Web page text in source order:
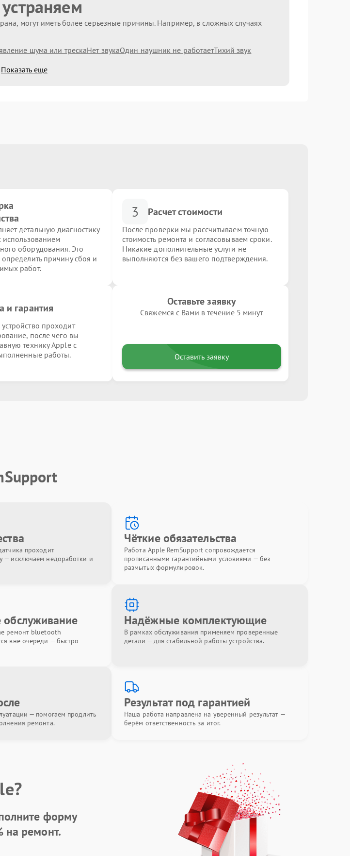
могут иметь более серьезные причины. Например, в сложных случаях
шума или трескаНет звукаОдин наушник не работаетТихий звук
Показать еще
детальную диагностику
использованием
оборудования. Это
причину сбоя и
работ.
3 Расчет стоимости
После проверки мы рассчитываем точную
стоимость ремонта и согласовываем сроки.
Никакие дополнительные услуги не
выполняются без вашего подтверждения.
и гарантия
проходит
после чего вы
технику Apple с
работы.
Оставьте заявку
Свяжемся с Вами в течение 5 минут
Оставить заявку
проходит
— исключаем недоработки и
Чёткие обязательства
Работа Apple RemSupport сопровождается
прописанными гарантийными условиями — без
размытых формулировок.
обслуживание
ремонт bluetooth
вне очереди — быстро
Надёжные комплектующие
В рамках обслуживания применяем проверенные
детали — для стабильной работы устройства.
— помогаем продлить
ремонта.
Результат под гарантией
Наша работа направлена на уверенный результат —
берём ответственность за итог.
форму
на ремонт.